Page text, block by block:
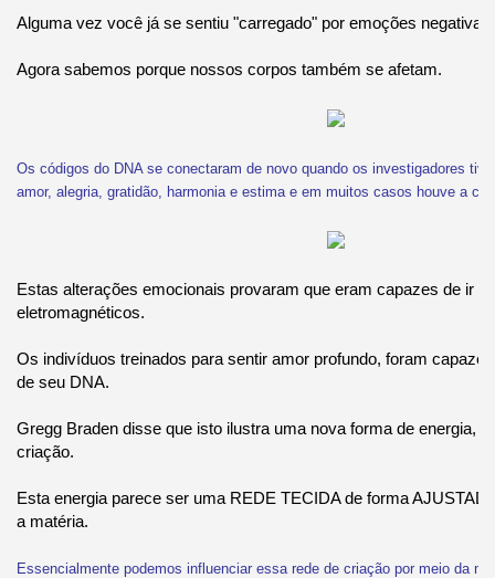
Alguma vez você já se sentiu "carregado" por emoções
Agora sabemos porque nossos corpos também se afetam.
Os códigos do DNA se conectaram de novo quando os investigadores
amor, alegria, gratidão, harmonia e estima e em muitos casos houve a
Estas alterações emocionais provaram que eram capazes de ir
eletromagnéticos.
Os indivíduos treinados para sentir amor profundo, foram
de seu DNA.
Gregg Braden disse que isto ilustra uma nova forma de energia,
criação.
Esta energia parece ser uma REDE TECIDA de forma
a matéria.
Essencialmente podemos influenciar essa rede de criação por meio da